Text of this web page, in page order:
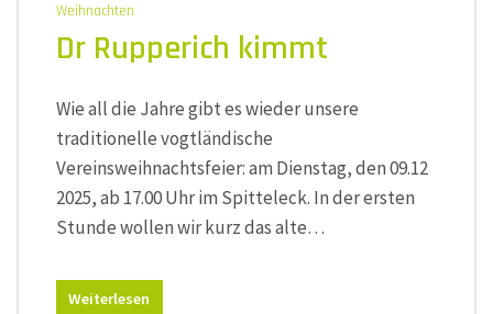
Weihnachten
Dr Rupperich kimmt
Wie all die Jahre gibt es wieder unsere
traditionelle vogtländische
Vereinsweihnachtsfeier: am Dienstag, den 09.12
2025, ab 17.00 Uhr im Spitteleck. In der ersten
Stunde wollen wir kurz das alte…
Weiterlesen